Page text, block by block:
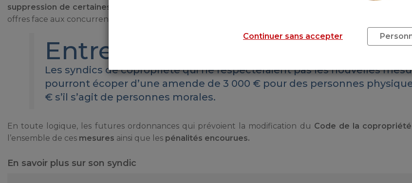
suppression de certaines clauses ou paragraphes sur les contrats
offres face aux concurrents, ce ne sera plus possible et
Entre 3 000 et 15 000 €
Les syndics de copropriété qui ne respecteraient pas les nouvelles
pourront écoper d’une amende de 3 000 € pour des personnes
€ s’il s’agit de personnes morales.
En toute logique, les futures ordonnances qui prévoient la modification du Code de la copropriété
l’ensemble de ces mesures ainsi que les pénalités encourues.
En savoir plus sur son syndic
Continuer sans accepter